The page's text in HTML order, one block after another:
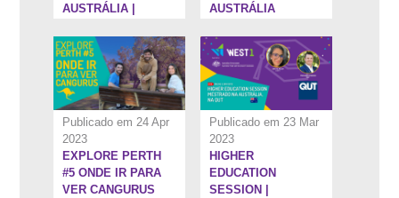
AUSTRÁLIA |
EDICATION
SESSIONS
AUSTRÁLIA
Publicado em 24 Apr
2023
EXPLORE PERTH
#5 ONDE IR PARA
VER CANGURUS
Publicado em 23 Mar
2023
HIGHER
EDUCATION
SESSION |
5:52''